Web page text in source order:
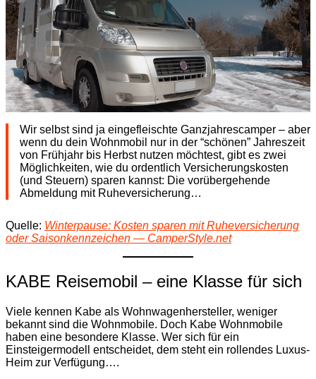
Wir selbst sind ja eingefleischte Ganzjahrescamper – aber
wenn du dein Wohnmobil nur in der “schönen” Jahreszeit
von Frühjahr bis Herbst nutzen möchtest, gibt es zwei
Möglichkeiten, wie du ordentlich Versicherungskosten
(und Steuern) sparen kannst: Die vorübergehende
Abmeldung mit Ruheversicherung…
Quelle: Winterpause: Kosten sparen mit Ruheversicherung
oder Saisonkennzeichen — CamperStyle.net
KABE Reisemobil – eine Klasse für sich
Viele kennen Kabe als Wohnwagenhersteller, weniger
bekannt sind die Wohnmobile. Doch Kabe Wohnmobile
haben eine besondere Klasse. Wer sich für ein
Einsteigermodell entscheidet, dem steht ein rollendes Luxus-
Heim zur Verfügung….